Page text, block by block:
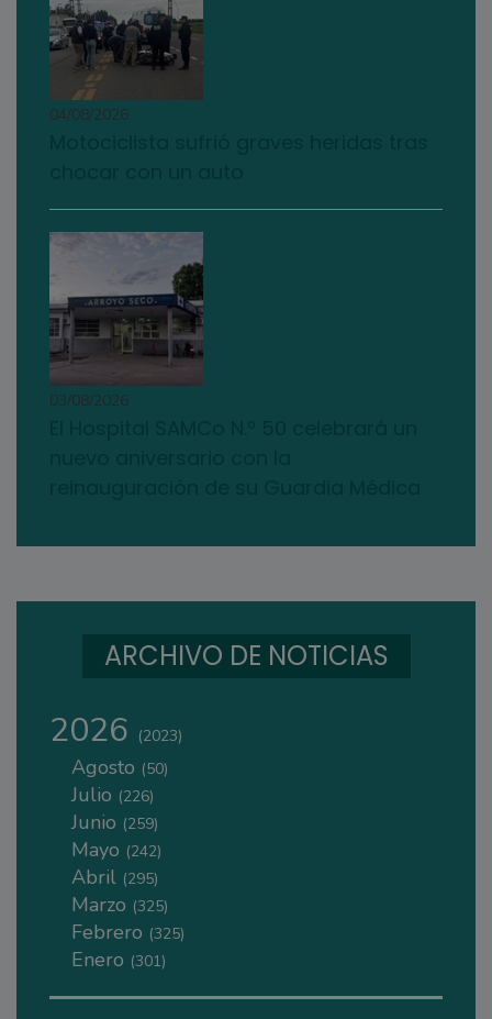
04/08/2026
03/08/2026
ARCHIVO DE NOTICIAS
2026 (2023)
Agosto (50)
Julio (226)
Junio (259)
Mayo (242)
Abril (295)
Marzo (325)
Febrero (325)
Enero (301)